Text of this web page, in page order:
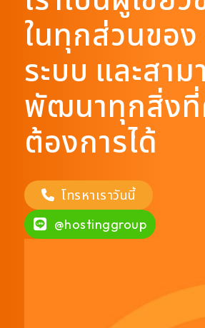
ในทุกส่วนของ
ระบบ และสาม
พัฒนาทุกสิ่ง
ต้องการได้
โทรหาเราวันนี้
@hostinggroup